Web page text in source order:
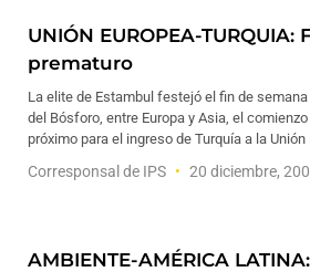
UNIÓN EUROPEA-TURQUIA:
prematuro
La elite de Estambul festejó el fin de
del Bósforo, entre Europa y Asia, el
próximo para el ingreso de Turquía a la Unión
Corresponsal de IPS 20 diciembre,
AMBIENTE-AMÉRICA